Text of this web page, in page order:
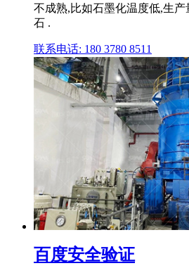
不成熟,比如石墨化温度低,生
石 .
联系电话: 180 3780 8511
百度安全验证